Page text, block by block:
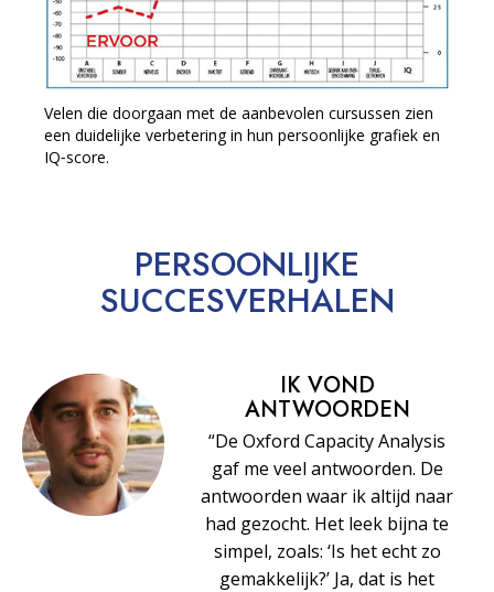
Velen die doorgaan met de aanbevolen cursussen zien
een duidelijke verbetering in hun persoonlijke grafiek en
IQ‑score.
PERSOONLIJKE
SUCCESVERHALEN
IK VOND
ANTWOORDEN
“De Oxford Capacity Analysis
gaf me veel antwoorden. De
antwoorden waar ik altijd naar
had gezocht. Het leek bijna te
simpel, zoals: ‘Is het echt zo
gemakkelijk?’ Ja, dat is het